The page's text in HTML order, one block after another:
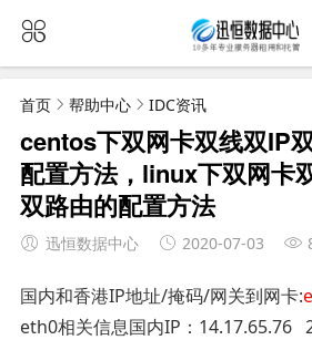
首页 帮助中心 IDC资讯
centos下双网卡双线双IP
配置方法，linux下双网卡
双路由的配置方法
迅恒数据中心 2020-07-03
国内和香港IP地址/掩码/网关到网卡:
eth0相关信息国内IP：14.17.65.76